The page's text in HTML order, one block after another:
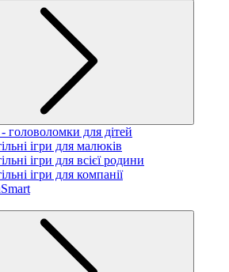
- головоломки для дітей
ігри для малюків
ігри для всієї родини
ігри для компанії